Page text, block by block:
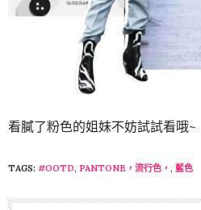
看膩了粉色的姐妹不妨試試看哦~
TAGS: #OOTD, PANTONE，流行色， , 藍色